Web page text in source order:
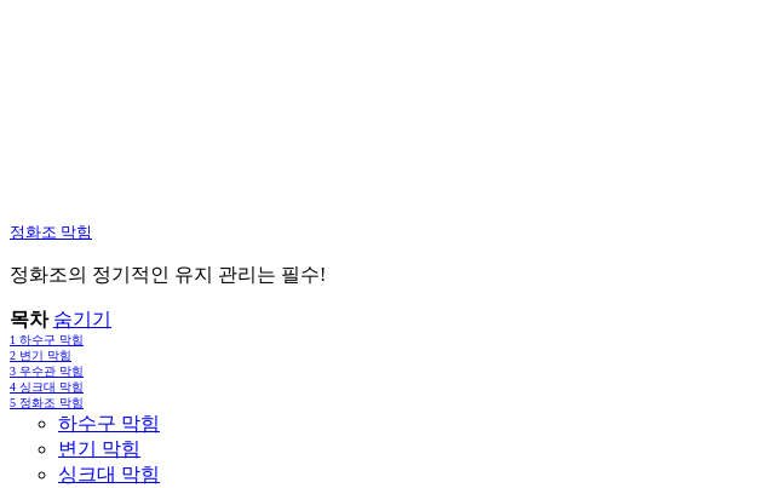
정화조 막힘
정화조의 정기적인 유지 관리는 필수!
목차 숨기기
1 하수구 막힘
2 변기 막힘
3 우수관 막힘
4 싱크대 막힘
5 정화조 막힘
하수구 막힘
변기 막힘
싱크대 막힘